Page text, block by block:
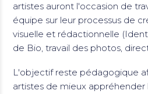
artistes auront l'occasion de
équipe sur leur processus de
visuelle et rédactionnelle
de Bio, travail des photos,
L'objectif reste pédagogique
artistes de mieux appréhender